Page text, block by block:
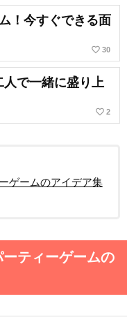
！今すぐできる面
favorite_border 30
で一緒に盛り上
favorite_border 2
ゲームのアイデア集
ティーゲームの